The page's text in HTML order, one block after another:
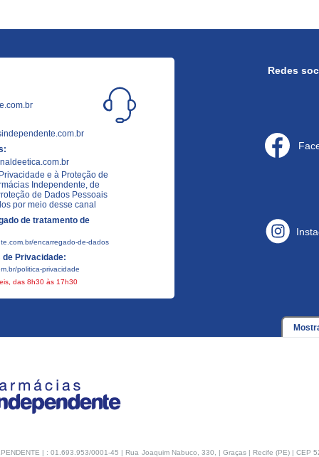
e à Proteção de
Independente, de
de Dados Pessoais
por meio desse canal
de tratamento de
encarregado-de-dados
Privacidade:
politica-privacidade
das 8h30 às 17h30
Redes
| : 01.693.953/0001-45 | Rua Joaquim Nabuco, 330, | Graças | Recife (PE) |